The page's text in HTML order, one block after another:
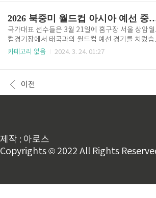
보기👆 1. 스포티비 무료시청 방법1. 네이버플러스
버십 이용네이버쇼핑을 즐겨하는 분이라면 네이버
스멤버십에 대해서 들어보셨을 것입니다. 한 달에
0원 1년에 46,800원(한 달 3,900원)으로 쇼핑 추가
해 빠..
2026 북중미 월드컵 아시아 예
국가대표 선수들은 3월 21일에 홈구장 서울 상암월
컵경기장에서 태국과의 월드컵 예선 경기를 치렀습
다. 오는 3월 26일에는 태국에서 원정 예선전을 치릅
월드컵 관련 정보 알려 드리겠습니다. 1. 2026 북중
월드컵 아시아 예선 중계일정 예선 태국전 무료보기
✅ 경기일정: 2024. 03. 26 오후 9시 30분 ✅ 장소:
번 예선 2차 태국과의 원정경기는 공중파에서 MBC,
BS가 중계합니다. TV시청 이외의 방..
카테고리 없음 2024. 3. 24. 01:27
이전
제작 : 아로스
Copyrights © 2022 All Rights